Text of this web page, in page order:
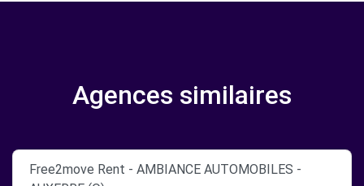
Agences similaires
Free2move Rent - AMBIANCE AUTOMOBILES -